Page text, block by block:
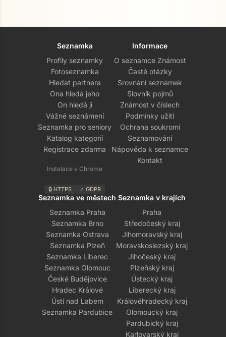
Seznamka
Profily seznamky
Fotoseznamka
Hledat partnera
Ona hledá jeho
On hledá ji
Vážné seznámení
Seznamka pro seniory
Katalog kategorií
Registrace zdarma
Instalace v Chrome
🔒 HTTPS ✓ GDPR
Informace
O seznamce Známost
Časté otázky
Srovnání seznamek
Slovník pojmů
Známost v číslech
Podmínky užití
Ochrana soukromí
Seznamování
Nápověda k seznamce
Kontakt
Seznamka ve městech
Seznamka Praha
Seznamka Brno
Seznamka Ostrava
Seznamka Plzeň
Seznamka Liberec
Seznamka Olomouc
České Budějovice
Hradec Králové
Ústí nad Labem
Seznamka Pardubice
Seznamka v krajích
Praha
Středočeský kraj
Jihomoravský kraj
Moravskoslezský kraj
Jihočeský kraj
Plzeňský kraj
Ústecký kraj
Liberecký kraj
Královéhradecký kraj
Olomoucký kraj
Pardubický kraj
Karlovarský kraj